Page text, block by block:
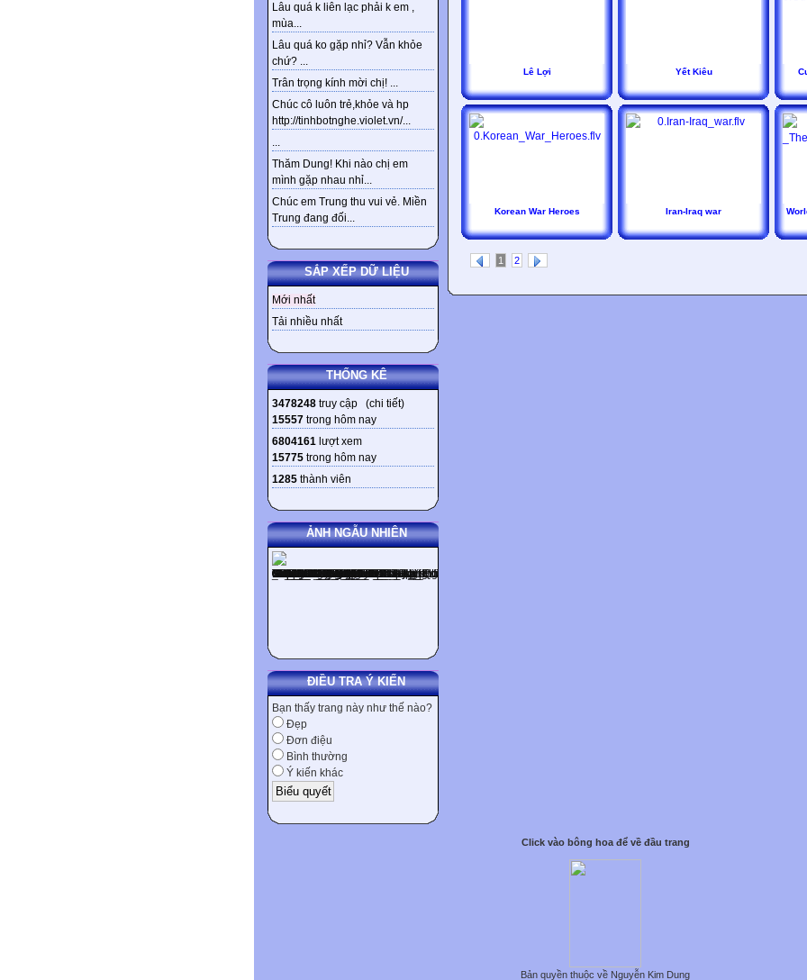
Lâu quá k liên lạc phải k em ,
mùa...
Lâu quá ko gặp nhỉ? Vẫn khỏe
chứ? ...
Trân trọng kính mời chị! ...
Chúc cô luôn trẻ,khỏe và hp
http://tinhbotnghe.violet.vn/...
...
Thăm Dung! Khi nào chị em
mình gặp nhau nhỉ...
Chúc em Trung thu vui vẻ. Miền
Trung đang đối...
SẮP XẾP DỮ LIỆU
Mới nhất
Tải nhiều nhất
THỐNG KÊ
3478248 truy cập (chi tiết)
15557 trong hôm nay
6804161 lượt xem
15775 trong hôm nay
1285 thành viên
ẢNH NGẪU NHIÊN
ĐIỀU TRA Ý KIẾN
Bạn thấy trang này như thế nào?
Đẹp
Đơn điệu
Bình thường
Ý kiến khác
Lê Lợi Yết Kiêu
Korean War Heroes Iran-Iraq war
1 2
Click vào bông hoa để về đầu trang
Bản quyền thuộc về Nguyễn Kim Dung